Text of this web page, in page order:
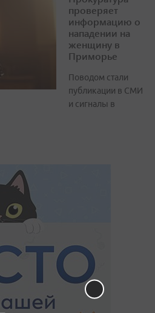
проверяет
информацию о
нападении на
женщину в
Приморье
Поводом стали
публикации в СМИ
и сигналы в